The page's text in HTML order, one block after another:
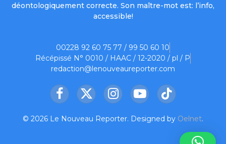
déontologiquement correcte. Son maître-mot est: l’info,
accessible!
00228 92 60 75 77 / 99 50 60 10
Récépissé N° 0010 / HAAC / 12-2020 / pl / P
redaction@lenouveaureporter.com
Facebook
X
InstagramYouTubeTikTok
© 2026 Le Nouveau Reporter. Designed by Oelnet.